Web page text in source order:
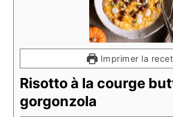
Imprimer la
Risotto à la courge
gorgonzola